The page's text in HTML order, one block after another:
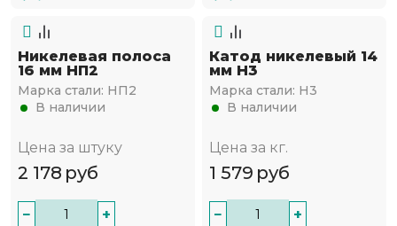
Никелевая полоса
16 мм НП2
Марка стали: НП2
В наличии
Цена за штуку
2 178 руб
− +
Катод никелевый 14
мм Н3
Марка стали: Н3
В наличии
Цена за кг.
1 579 руб
− +